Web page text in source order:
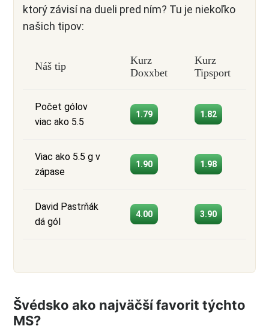
ktorý závisí na dueli pred ním? Tu je niekoľko
našich tipov:
Náš tip
Kurz
Doxxbet
Kurz
Tipsport
Počet gólov
viac ako 5.5
1.79 1.82
Viac ako 5.5 g v
zápase
1.90 1.98
David Pastrňák
dá gól
4.00 3.90
Švédsko ako najväčší favorit týchto
MS?